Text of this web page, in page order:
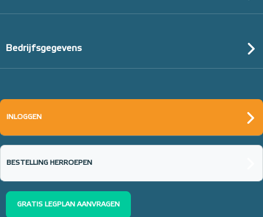
12mm PE-RT Buis 12mm x
Adviesprijs
€ 462,71
Bedrijfsgegevens
INLOGGEN
BESTELLING HERROEPEN
GRATIS LEGPLAN AANVRAGEN